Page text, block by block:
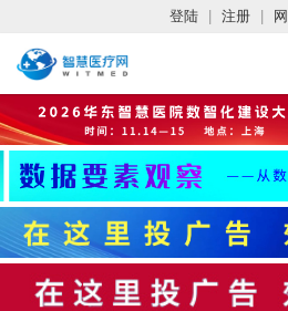
登陆 注册